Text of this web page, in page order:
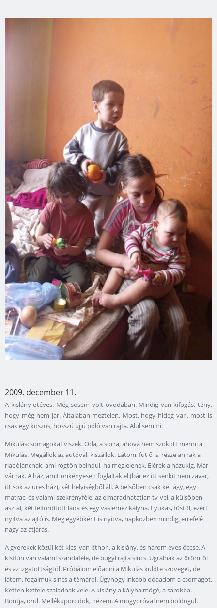
2009. december 11.
A kislány ötéves. Még sosem volt óvodában. Mindig van kifogás, tény,
hogy még nem jár. Általában meztelen. Most, hogy hideg van, most is
csak egy koszos, hosszú ujjú póló van rajta. Alul semmi.
Mikuláscsomagokat viszek. Oda, a sorra, ahová nem szokott menni a
Mikulás. Megállok az autóval, kiszállok. Látom, fut ő is, része annak a
riadóláncnak, ami rögtön beindul, ha megjelenek. Elérek a házukig. Már
várnak. A ház, amit önkényesen foglaltak el (bár ez itt senkit nem zavar,
itt sok az üres ház), két helyiségből áll. A belsőben csak két ágy, egy
matrac, és valami szekrényféle, az elmaradhatatlan tv-vel, a külsőben
asztal, két felfordított láda és egy vaslemez kályha. Lyukas, füstöl, ezért
nyitva az ajtó is. Meg egyébként is nyitva, napközben mindig, errefelé
nagy az átjárás.
A gyerekek közül két kicsi van itthon, a kislány, és három éves öccse. A
kisfiún van valami szandaféle, de bugyi rajta sincs. Ugrálnak az örömtől
és az izgatottságtól. Próbálom előadni a Mikulás küldte szöveget, de
látom, fogalmuk sincs a témáról. Úgyhogy inkább odaadom a csomagot.
Ketten kétfele szaladnak vele. A kislány a kályha mögé, a sarokba.
Bontja, örül. Mellékuporodok, nézem. A mogyoróval nem boldogul.